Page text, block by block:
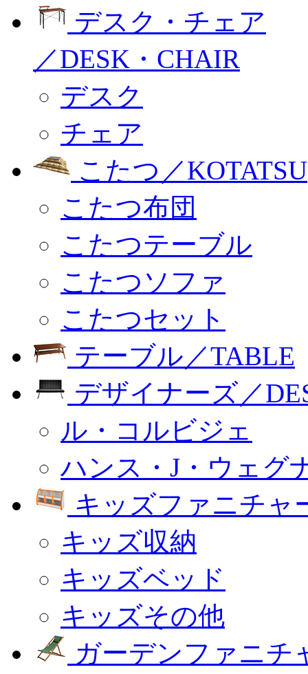
デスク・チェア
／DESK・CHAIR
デスク
チェア
こたつ／KOTATSU
こたつ布団
こたつテーブル
こたつソファ
こたつセット
テーブル／TABLE
デザイナーズ／
ル・コルビジェ
ハンス・J・ウェグ
キッズファニチャ
キッズ収納
キッズベッド
キッズその他
ガーデンファニチ